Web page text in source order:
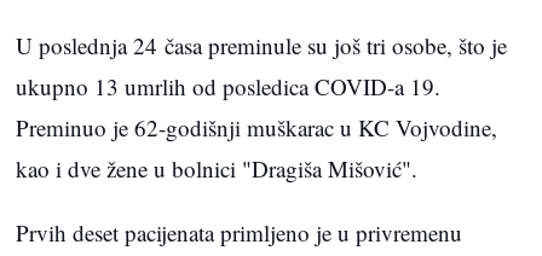
U poslednja 24 časa preminule su još tri osobe, što je
ukupno 13 umrlih od posledica COVID-a 19.
Preminuo je 62-godišnji muškarac u KC Vojvodine,
kao i dve žene u bolnici "Dragiša Mišović".
Prvih deset pacijenata primljeno je u privremenu